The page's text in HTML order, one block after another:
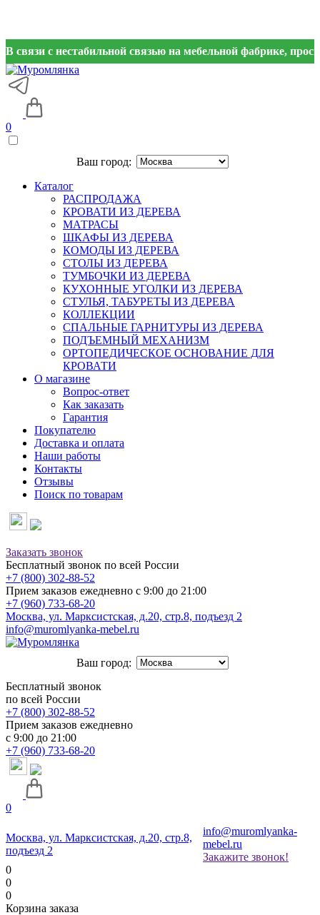
с нестабильной связью на мебельной фабрике, просим вас
0
Ваш город:
Каталог
РАСПРОДАЖА
КРОВАТИ ИЗ ДЕРЕВА
МАТРАСЫ
ШКАФЫ ИЗ ДЕРЕВА
КОМОДЫ ИЗ ДЕРЕВА
СТОЛЫ ИЗ ДЕРЕВА
ТУМБОЧКИ ИЗ ДЕРЕВА
КУХОННЫЕ УГОЛКИ ИЗ ДЕРЕВА
СТУЛЬЯ, ТАБУРЕТЫ ИЗ ДЕРЕВА
КОЛЛЕКЦИИ
СПАЛЬНЫЕ ГАРНИТУРЫ ИЗ ДЕРЕВА
ПОДЪЕМНЫЙ МЕХАНИЗМ
ОРТОПЕДИЧЕСКОЕ ОСНОВАНИЕ ДЛЯ
КРОВАТИ
О магазине
Вопрос-ответ
Как заказать
Гарантия
Покупателю
Доставка и оплата
Наши работы
Контакты
Отзывы
Поиск по товарам
Заказать звонок
Бесплатный звонок по всей России
+7 (800) 302-88-52
Прием заказов ежедневно с 9:00 до 21:00
+7 (960) 733-68-20
Москва, ул. Марксистская, д.20, стр.8, подъезд 2
info@muromlyanka-mebel.ru
Ваш город:
Бесплатный звонок
по всей России
+7 (800) 302-88-52
Прием заказов ежедневно
с 9:00 до 21:00
+7 (960) 733-68-20
0
Москва, ул. Марксистская, д.20, стр.8,
подъезд 2
info@muromlyanka-
mebel.ru
Закажите звонок!
0
0
0
Корзина заказа